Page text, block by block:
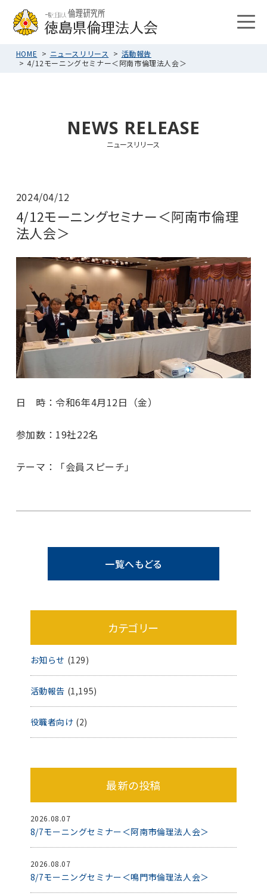
HOME ニュースリリース
活動報告
4/12モーニングセミナー＜阿南市倫理法人会＞
NEWS RELEASE
ニュースリリース
2024/04/12
4/12モーニングセミナー＜阿南市倫理
法人会＞
日 時：令和6年4月12日（金）
参加数：19社22名
テーマ：「会員スピーチ」
一覧へもどる
カテゴリー
お知らせ (129)
活動報告 (1,195)
役職者向け (2)
最新の投稿
2026.08.07
8/7モーニングセミナー＜阿南市倫理法人会＞
2026.08.07
8/7モーニングセミナー＜鳴門市倫理法人会＞